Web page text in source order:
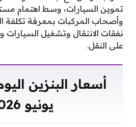
تموين السيارات، وسط اهتمام
وأصحاب المركبات بمعرفة تكلفة
نفقات الانتقال وتشغيل السيارات
على النقل.
يونيو 2026